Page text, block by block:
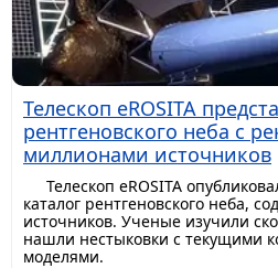
Телескоп eROSITA
рентгеновского неба с
миллионами источников
Телескоп eROSITA
каталог рентгеновского неба,
источников. Ученые изучили
нашли нестыковки с текущими
моделями.